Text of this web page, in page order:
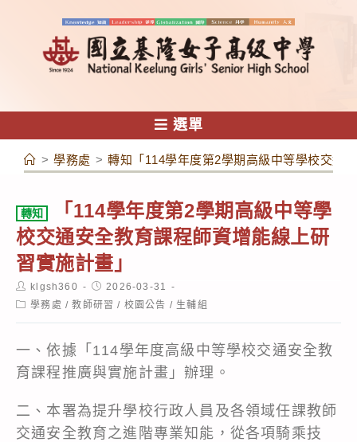
容
選單
> 學務處 > 轉知「114學年度第2學期高級中等學校交通
轉知
「114學年度第2學期高級中等學
校交通安全教育課程師資增能線上研
習實施計畫」
Post
author:
klgsh360
Post
published:
2026-03-31
Post學務處 / 教師研習 / 校園公告 / 生輔組
一、依據「114學年度高級中等學校交通安全教
育課程推廣與實施計畫」辦理。
二、本署為提升學校行政人員及各領域任課教師
交通安全教育之進階專業知能，從各項騎乘技